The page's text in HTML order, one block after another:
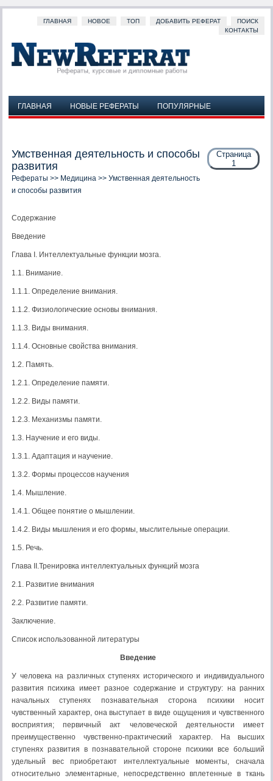
ГЛАВНАЯ НОВОЕ ТОП ДОБАВИТЬ РЕФЕРАТ
ПОИСК
КОНТАКТЫ
ГЛАВНАЯ НОВЫЕ РЕФЕРАТЫ
ПОПУЛЯРНЫЕ
Страница
1
Умственная деятельность и способы
развития
Рефераты >> Медицина >> Умственная деятельность
и способы развития
Содержание
Введение
Глава I. Интеллектуальные функции мозга.
1.1. Внимание.
1.1.1. Определение внимания.
1.1.2. Физиологические основы внимания.
1.1.3. Виды внимания.
1.1.4. Основные свойства внимания.
1.2. Память.
1.2.1. Определение памяти.
1.2.2. Виды памяти.
1.2.3. Механизмы памяти.
1.3. Научение и его виды.
1.3.1. Адаптация и научение.
1.3.2. Формы процессов научения
1.4. Мышление.
1.4.1. Общее понятие о мышлении.
1.4.2. Виды мышления и его формы, мыслительные операции.
1.5. Речь.
Глава II.Тренировка интеллектуальных функций мозга
2.1. Развитие внимания
2.2. Развитие памяти.
Заключение.
Список использованной литературы
Введение
У человека на различных ступенях исторического и индивидуального
развития психика имеет разное содержание и структуру: на ранних
начальных ступенях познавательная сторона психики носит
чувственный характер, она выступает в виде ощущения и чувственного
восприятия; первичный акт человеческой деятельности имеет
преимущественно чувственно-практический характер. На высших
ступенях развития в познавательной стороне психики все больший
удельный вес приобретают интеллектуальные моменты, сначала
относительно элементарные, непосредственно вплетенные в ткань